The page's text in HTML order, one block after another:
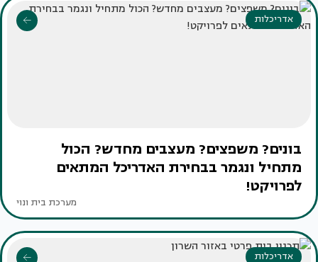
אדריכלות
בונים? משפצים? מעצבים מחדש? הכול
מתחיל ונגמר בבחירת האדריכל המתאים
לפרויקט!
מערכת בית ונוי
אדריכלות